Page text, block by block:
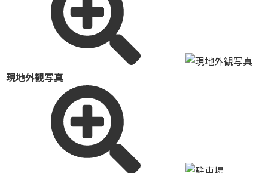
現地外観写真